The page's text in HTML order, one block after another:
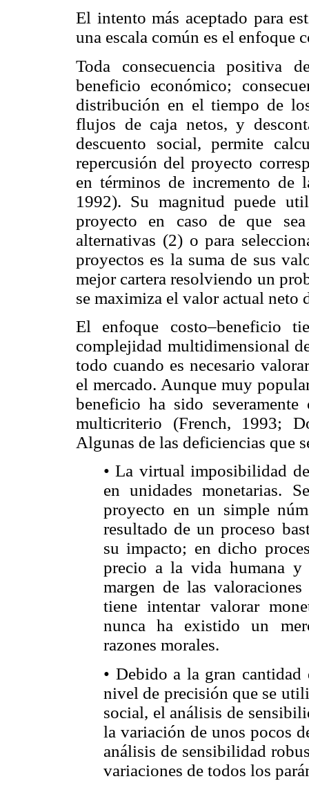
El intento más aceptado para
una escala común es el enfoque
Toda consecuencia positiva
beneficio económico;
distribución en el tiempo de
flujos de caja netos, y
descuento social, permite
repercusión del proyecto
en términos de incremento de
1992). Su magnitud puede
proyecto en caso de que
alternativas (2) o para
proyectos es la suma de sus
mejor cartera resolviendo un
se maximiza el valor actual neto
El enfoque costo–beneficio
complejidad multidimensional
todo cuando es necesario
el mercado. Aunque muy
beneficio ha sido
multicriterio (French, 1993;
Algunas de las deficiencias que
• La virtual imposibilidad
en unidades monetarias.
proyecto en un simple
resultado de un proceso
su impacto; en dicho
precio a la vida humana y
margen de las
tiene intentar valorar
nunca ha existido un
razones morales.
• Debido a la gran cantidad
nivel de precisión que se
social, el análisis de
la variación de unos pocos
análisis de sensibilidad
variaciones de todos los